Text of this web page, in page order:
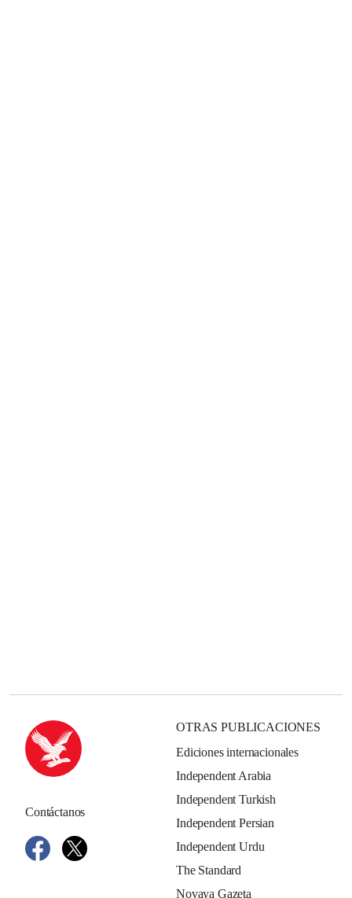
Contáctanos
OTRAS PUBLICACIONES
Ediciones internacionales
Independent Arabia
Independent Turkish
Independent Persian
Independent Urdu
The Standard
Novaya Gazeta